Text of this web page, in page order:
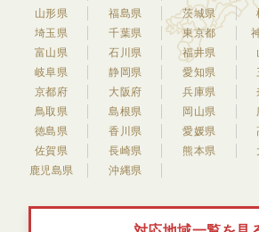
山形県
福島県 茨城県
埼玉県
千葉県 東京都
富山県
石川県 福井県
岐阜県
静岡県 愛知県
京都府
大阪府 兵庫県
鳥取県
島根県 岡山県
徳島県
香川県 愛媛県
佐賀県
長崎県 熊本県
鹿児島県
沖縄県